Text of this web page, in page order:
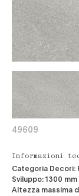
49609
Informazioni
Categoria Decori:
Sviluppo:1300 mm
Altezza massima